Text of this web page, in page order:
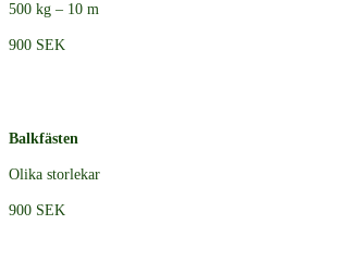
500 kg – 10 m
900 SEK
Balkfästen
Olika storlekar
900 SEK